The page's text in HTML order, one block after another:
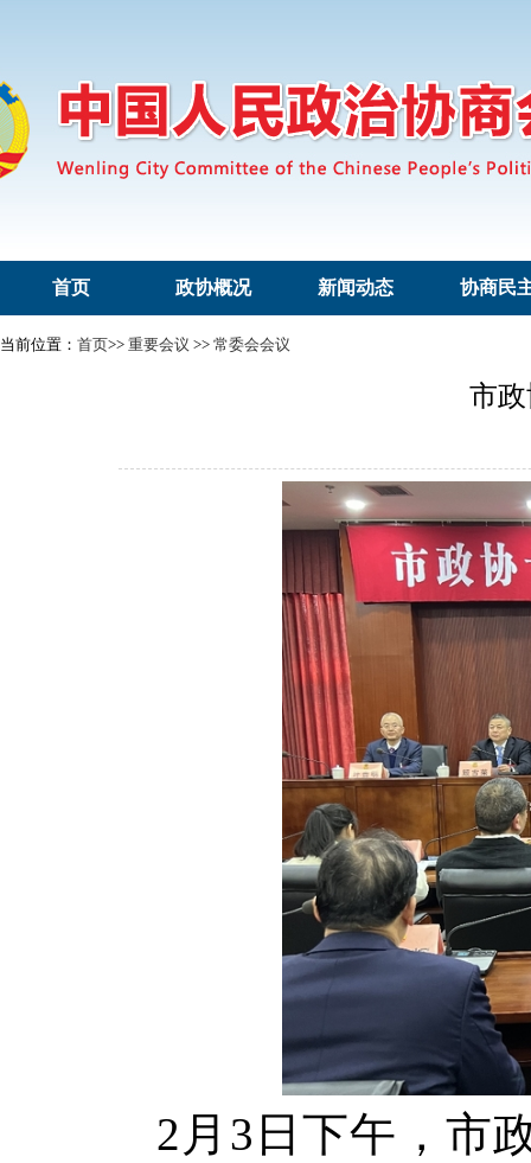
首页 政协概况 新闻动态 协商民
当前位置： 首页>> 重要会议 >> 常委会会议
市
2月3日下午，市